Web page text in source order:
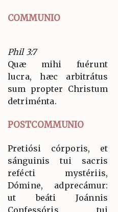
COMMUNIO
Phil 3:7
Quæ mihi fuérunt
lucra, hæc arbitrátus
sum propter Christum
detriménta.
POSTCOMMUNIO
Pretiósi córporis, et
sánguinis tui sacris
refécti mystériis,
Dómine, adprecámur:
ut beáti Joánnis